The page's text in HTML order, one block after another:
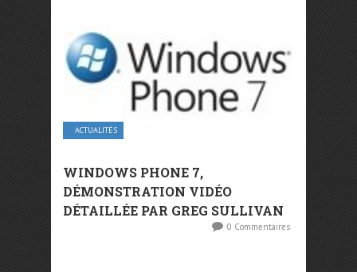
ACTUALITÉS
WINDOWS PHONE 7,
DÉMONSTRATION VIDÉO
DÉTAILLÉE PAR GREG SULLIVAN
0 Commentaires